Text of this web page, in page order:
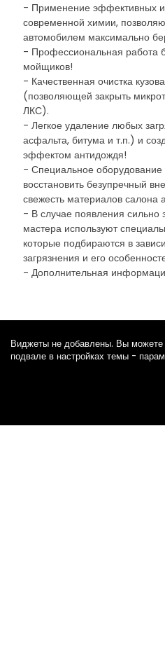
- Применение эффективных и
современной химии,
автомобилем максимально
- Профессиональная работа
мойщиков!
- Качественная очистка
(позволяющей закрыть
ЛКС).
- Легкое удаление любых
асфальта, битума и т.п.) и
эффектом антидождя!
- Специальное оборудование
восстановить безупречный
свежесть материалов салона
- В случае появления сильно
мастера используют
которые подбираются в
загрязнения и его
- Дополнительная
Виджеты не добавлены. Вы можете
подвале в настройках темы -